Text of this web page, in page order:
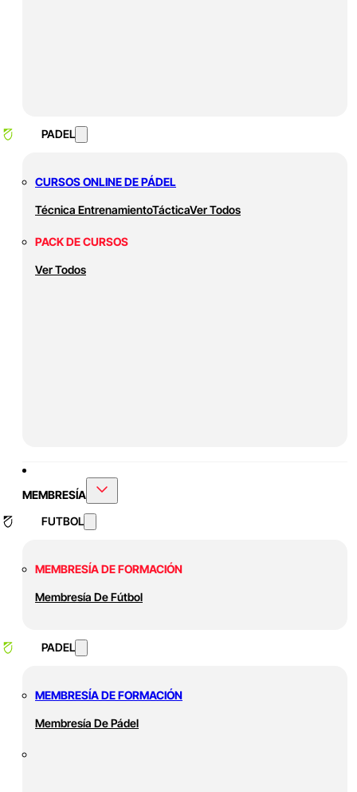
PADEL
CURSOS ONLINE DE PÁDEL
Técnica EntrenamientoTácticaVer Todos
PACK DE CURSOS
Ver Todos
MEMBRESÍA
FUTBOL
MEMBRESÍA DE FORMACIÓN
Membresía De Fútbol
PADEL
MEMBRESÍA DE FORMACIÓN
Membresía De Pádel